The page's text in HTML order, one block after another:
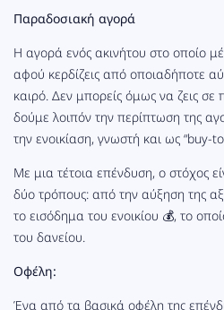
Παραδοσιακή αγορά
Η αγορά ενός ακινήτου στο οποίο
αφού κερδίζεις από οποιαδήποτε
καιρό. Δεν μπορείς όμως να ζεις
δούμε λοιπόν την περίπτωση της
την ενοικίαση, γνωστή και ως “buy-
Με μια τέτοια επένδυση, ο στόχος
δύο τρόπους: από την αύξηση της
το εισόδημα του ενοικίου 💰, το
του δανείου.
Οφέλη:
Ένα από τα βασικά οφέλη της